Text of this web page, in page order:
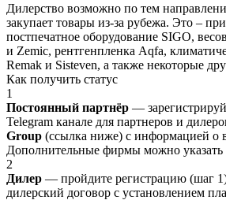
Дилерство возможно по тем
закупает товары из-за рубежа. Это –
постпечатное оборудование SIGO,
и Zemic, рентгенпленка Aqfa,
Remak и Sisteven, а также некоторые
Как получить статус
1
Постоянный партнёр —
Telegram канале для партнеров и
Group (ссылка ниже) с информацией о
Дополнительные фирмы можно указать
2
Дилер — пройдите регистрацию (шаг
дилерский договор с установлением